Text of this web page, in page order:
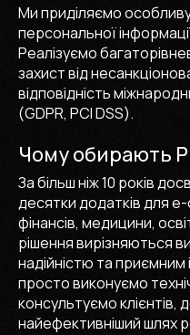
Ми приділяємо
персональної
Реалізуємо
захист від
відповідність
(GDPR, PCI DSS).
Чому обирають
За більш ніж 10 років
десятки додатків для
фінансів, медицини,
рішення вирізняються
надійністю та
просто виконуємо
консультуємо
найефективніший шлях